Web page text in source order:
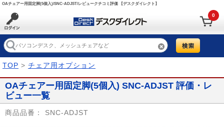
OAチェアー用固定脚(5個入)/SNC-ADJST/レビュークチコミ評価 【デスクダイレクト】
0
TOP > チェア用オプション
OAチェアー用固定脚(5個入) SNC-ADJST 評価・レ
ビュー一覧
商品品番： SNC-ADJST